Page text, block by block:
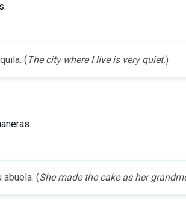
( The city where I live is very quiet.)
abuela. (She made the cake as her